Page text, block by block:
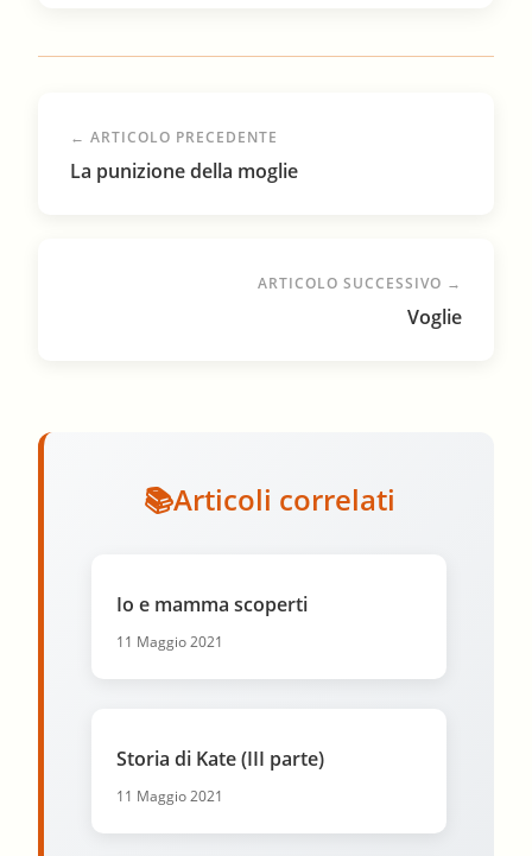
← ARTICOLO PRECEDENTE
La punizione della moglie
ARTICOLO SUCCESSIVO →
Voglie
Articoli correlati
Io e mamma scoperti
11 Maggio 2021
Storia di Kate (III parte)
11 Maggio 2021